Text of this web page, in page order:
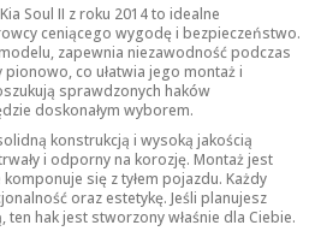
Soul II z roku 2014 to idealne
ceniącego wygodę i bezpieczeństwo.
zapewnia niezawodność podczas
co ułatwia jego montaż i
sprawdzonych haków
doskonałym wyborem.
konstrukcją i wysoką jakością
i odporny na korozję. Montaż jest
się z tyłem pojazdu. Każdy
oraz estetykę. Jeśli planujesz
ten hak jest stworzony właśnie dla Ciebie.